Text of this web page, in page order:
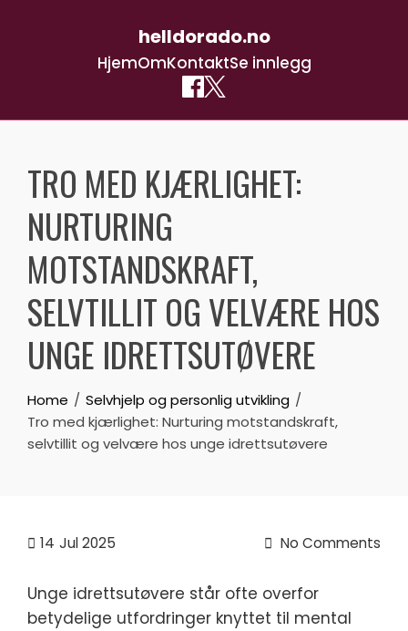
helldorado.no
HjemOmKontaktSe innlegg
content
TRO MED KJÆRLIGHET:
NURTURING
MOTSTANDSKRAFT,
SELVTILLIT OG VELVÆRE HOS
UNGE IDRETTSUTØVERE
Home
Selvhjelp og personlig utvikling
Tro med kjærlighet: Nurturing motstandskraft,
selvtillit og velvære hos unge idrettsutøvere
14 Jul 2025 No Comments
Unge idrettsutøvere står ofte overfor
betydelige utfordringer knyttet til mental